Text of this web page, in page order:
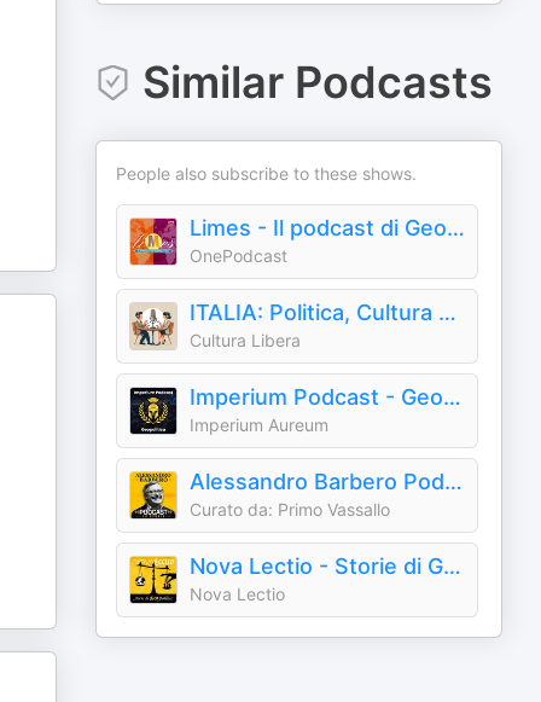
Similar Podcasts
People also subscribe to these shows.
Limes - Il podcast di Geopolitica
OnePodcast
ITALIA: Politica, Cultura & Attualità
Cultura Libera
Imperium Podcast - Geopolitica
Imperium Aureum
Alessandro Barbero Podcast - La Storia
Curato da: Primo Vassallo
Nova Lectio - Storie di Geopolitica
Nova Lectio